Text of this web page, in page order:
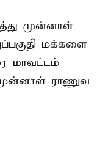
முன்னாள்
மக்களை
மாவட்டம்
ராணுவ